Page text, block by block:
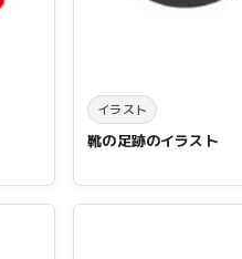
イラスト
靴の足跡のイラスト